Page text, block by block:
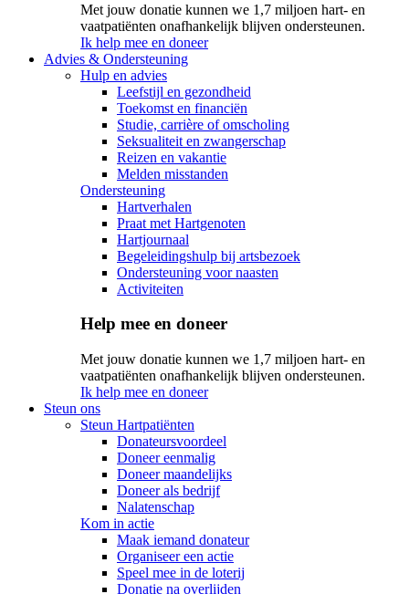
Met jouw donatie kunnen we 1,7 miljoen hart- en
vaatpatiënten onafhankelijk blijven ondersteunen.
Ik help mee en doneer
Advies & Ondersteuning
Hulp en advies
Leefstijl en gezondheid
Toekomst en financiën
Studie, carrière of omscholing
Seksualiteit en zwangerschap
Reizen en vakantie
Melden misstanden
Ondersteuning
Hartverhalen
Praat met Hartgenoten
Hartjournaal
Begeleidingshulp bij artsbezoek
Ondersteuning voor naasten
Activiteiten
Help mee en doneer
Met jouw donatie kunnen we 1,7 miljoen hart- en
vaatpatiënten onafhankelijk blijven ondersteunen.
Ik help mee en doneer
Steun ons
Steun Hartpatiënten
Donateursvoordeel
Doneer eenmalig
Doneer maandelijks
Doneer als bedrijf
Nalatenschap
Kom in actie
Maak iemand donateur
Organiseer een actie
Speel mee in de loterij
Donatie na overlijden